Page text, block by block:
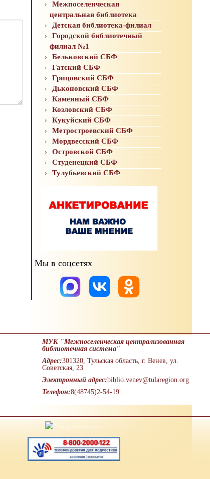
Межпоселенческая
центральная библиотека
Детская библиотека-филиал
Городской библиотечный
филиал №1
Бельковский СБФ
Гатский СБФ
Грицовский СБФ
Дьконовский СБФ
Каменный СБФ
Козловский СБФ
Кукуйский СБФ
Метростроевский СБФ
Мордвесский СБФ
Островской СБФ
Студенецкий СБФ
Тулубьевский СБФ
Мы в соцсетях
МУК "Межпоселенческая централизованная
библиотечная система"
Адрес:301320, Тульская область, г. Венев, ул.
Советская, 23
Электронный адрес:biblio.venev@tularegion.org
Телефон:8(48745)2-54-19